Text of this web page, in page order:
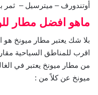
أوتندورف – ميترسيل – ثمر
ماهو افضل مطار
بلا شك يعتبر مطار ميونخ هو
اقرب للمناطق السياحية
من مطار ميونخ يعتبر في
ميونخ عن كلاً من :